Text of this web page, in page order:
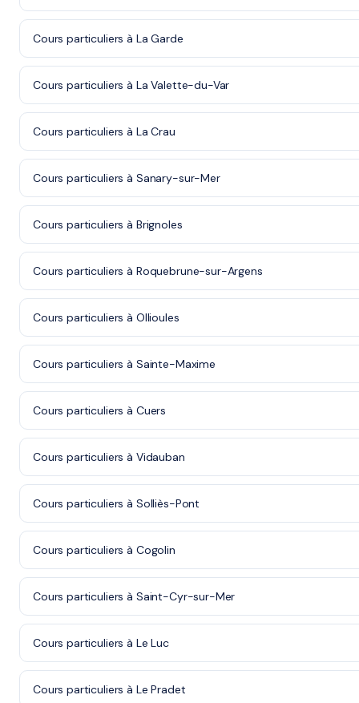
Cours particuliers à La Garde
Cours particuliers à La Valette-du-Var
Cours particuliers à La Crau
Cours particuliers à Sanary-sur-Mer
Cours particuliers à Brignoles
Cours particuliers à Roquebrune-sur-Argens
Cours particuliers à Ollioules
Cours particuliers à Sainte-Maxime
Cours particuliers à Cuers
Cours particuliers à Vidauban
Cours particuliers à Solliès-Pont
Cours particuliers à Cogolin
Cours particuliers à Saint-Cyr-sur-Mer
Cours particuliers à Le Luc
Cours particuliers à Le Pradet